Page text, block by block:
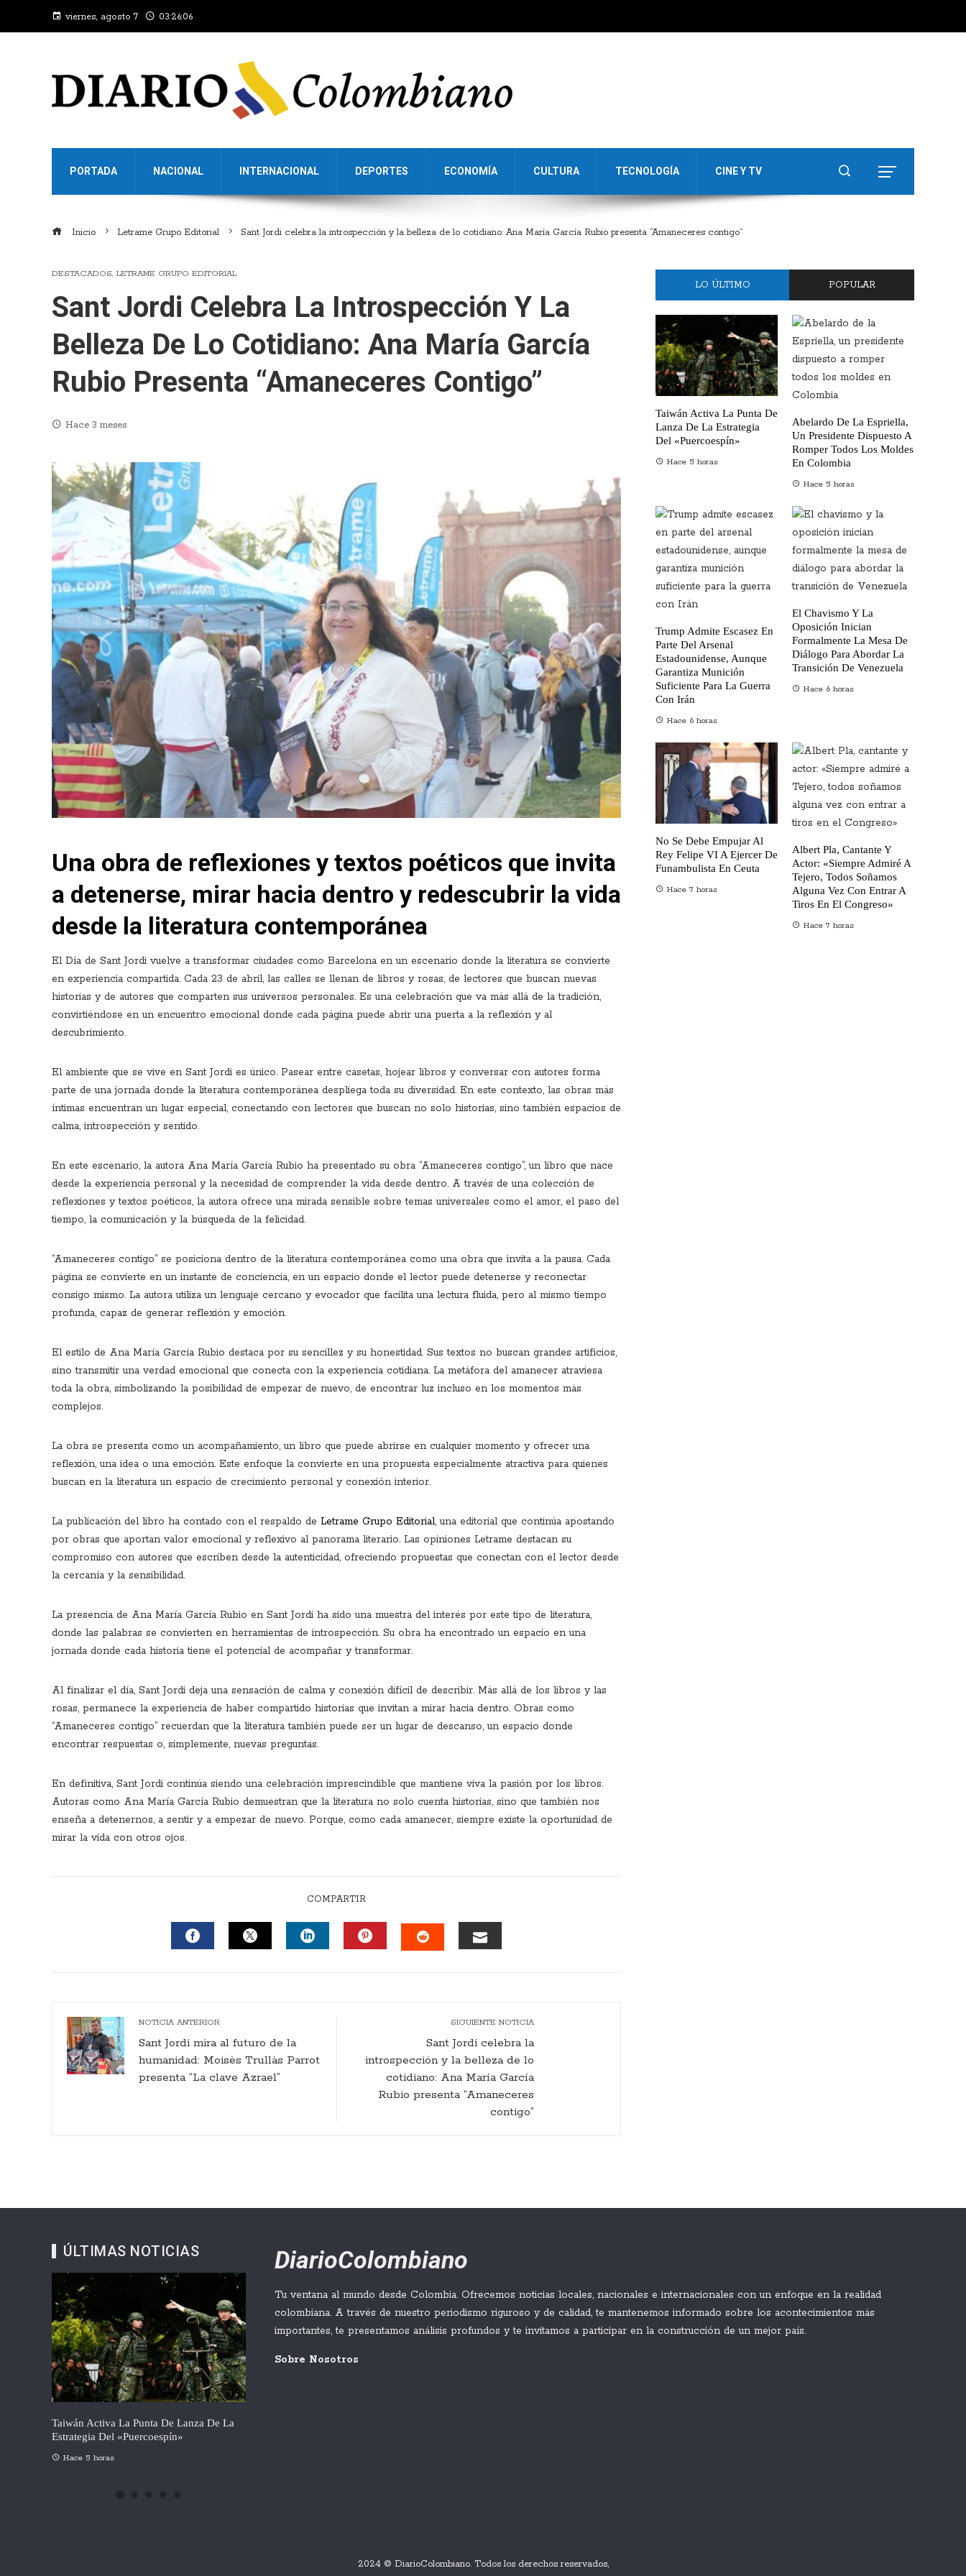
viernes, agosto 7 03:26:07
PORTADA NACIONAL INTERNACIONAL DEPORTES ECONOMÍA CULTURA TECNOLOGÍA CINE Y TV
Inicio Letrame Grupo Editorial Sant Jordi celebra la introspección y la belleza de lo cotidiano: Ana María García Rubio presenta “Amaneceres contigo”
DESTACADOS, LETRAME GRUPO EDITORIAL
Sant Jordi Celebra La Introspección Y La
Belleza De Lo Cotidiano: Ana María García
Rubio Presenta “Amaneceres Contigo”
Hace 3 meses
Una obra de reflexiones y textos poéticos que invita
a detenerse, mirar hacia dentro y redescubrir la vida
desde la literatura contemporánea
El Día de Sant Jordi vuelve a transformar ciudades como Barcelona en un escenario donde la literatura se convierte
en experiencia compartida. Cada 23 de abril, las calles se llenan de libros y rosas, de lectores que buscan nuevas
historias y de autores que comparten sus universos personales. Es una celebración que va más allá de la tradición,
convirtiéndose en un encuentro emocional donde cada página puede abrir una puerta a la reflexión y al
descubrimiento.
El ambiente que se vive en Sant Jordi es único. Pasear entre casetas, hojear libros y conversar con autores forma
parte de una jornada donde la literatura contemporánea despliega toda su diversidad. En este contexto, las obras más
íntimas encuentran un lugar especial, conectando con lectores que buscan no solo historias, sino también espacios de
calma, introspección y sentido.
En este escenario, la autora Ana María García Rubio ha presentado su obra “Amaneceres contigo”, un libro que nace
desde la experiencia personal y la necesidad de comprender la vida desde dentro. A través de una colección de
reflexiones y textos poéticos, la autora ofrece una mirada sensible sobre temas universales como el amor, el paso del
tiempo, la comunicación y la búsqueda de la felicidad.
“Amaneceres contigo” se posiciona dentro de la literatura contemporánea como una obra que invita a la pausa. Cada
página se convierte en un instante de conciencia, en un espacio donde el lector puede detenerse y reconectar
consigo mismo. La autora utiliza un lenguaje cercano y evocador que facilita una lectura fluida, pero al mismo tiempo
profunda, capaz de generar reflexión y emoción.
El estilo de Ana María García Rubio destaca por su sencillez y su honestidad. Sus textos no buscan grandes artificios,
sino transmitir una verdad emocional que conecta con la experiencia cotidiana. La metáfora del amanecer atraviesa
toda la obra, simbolizando la posibilidad de empezar de nuevo, de encontrar luz incluso en los momentos más
complejos.
La obra se presenta como un acompañamiento, un libro que puede abrirse en cualquier momento y ofrecer una
reflexión, una idea o una emoción. Este enfoque la convierte en una propuesta especialmente atractiva para quienes
buscan en la literatura un espacio de crecimiento personal y conexión interior.
La publicación del libro ha contado con el respaldo de Letrame Grupo Editorial, una editorial que continúa apostando
por obras que aportan valor emocional y reflexivo al panorama literario. Las opiniones Letrame destacan su
compromiso con autores que escriben desde la autenticidad, ofreciendo propuestas que conectan con el lector desde
la cercanía y la sensibilidad.
La presencia de Ana María García Rubio en Sant Jordi ha sido una muestra del interés por este tipo de literatura,
donde las palabras se convierten en herramientas de introspección. Su obra ha encontrado un espacio en una
jornada donde cada historia tiene el potencial de acompañar y transformar.
Al finalizar el día, Sant Jordi deja una sensación de calma y conexión difícil de describir. Más allá de los libros y las
rosas, permanece la experiencia de haber compartido historias que invitan a mirar hacia dentro. Obras como
“Amaneceres contigo” recuerdan que la literatura también puede ser un lugar de descanso, un espacio donde
encontrar respuestas o, simplemente, nuevas preguntas.
En definitiva, Sant Jordi continúa siendo una celebración imprescindible que mantiene viva la pasión por los libros.
Autoras como Ana María García Rubio demuestran que la literatura no solo cuenta historias, sino que también nos
enseña a detenernos, a sentir y a empezar de nuevo. Porque, como cada amanecer, siempre existe la oportunidad de
mirar la vida con otros ojos.
COMPARTIR
NOTICIA ANTERIOR
Sant Jordi mira al futuro de la
humanidad: Moisès Trullàs Parrot
presenta “La clave Azrael”
SIGUIENTE NOTICIA
Sant Jordi celebra la
introspección y la belleza de lo
cotidiano: Ana María García
Rubio presenta “Amaneceres
contigo”
LO ÚLTIMO POPULAR
Taiwán Activa La Punta De
Lanza De La Estrategia
Del «puercoespín»
Hace 5 horas
Abelardo De La Espriella,
Un Presidente Dispuesto A
Romper Todos Los Moldes
En Colombia
Hace 5 horas
Trump Admite Escasez En
Parte Del Arsenal
Estadounidense, Aunque
Garantiza Munición
Suficiente Para La Guerra
Con Irán
Hace 6 horas
El Chavismo Y La
Oposición Inician
Formalmente La Mesa De
Diálogo Para Abordar La
Transición De Venezuela
Hace 6 horas
No Se Debe Empujar Al
Rey Felipe VI A Ejercer De
Funambulista En Ceuta
Hace 7 horas
Albert Pla, Cantante Y
Actor: «Siempre Admiré A
Tejero, Todos Soñamos
Alguna Vez Con Entrar A
Tiros En El Congreso»
Hace 7 horas
ÚLTIMAS NOTICIAS
Taiwán Activa La Punta De Lanza De La
Estrategia Del «puercoespín»
Hace 5 horas
Dispuesto A Romper Todos Los Moldes En
DiarioColombiano
Tu ventana al mundo desde Colombia. Ofrecemos noticias locales, nacionales e internacionales con un enfoque en la realidad
colombiana. A través de nuestro periodismo riguroso y de calidad, te mantenemos informado sobre los acontecimientos más
importantes, te presentamos análisis profundos y te invitamos a participar en la construcción de un mejor país.
Sobre Nosotros
2024 © DiarioColombiano. Todos los derechos reservados,